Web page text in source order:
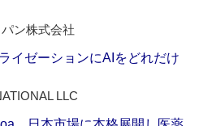
ン株式会社
イゼーションにAIをどれだけ
LLC